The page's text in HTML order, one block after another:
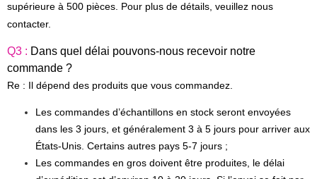
supérieure à 500 pièces. Pour plus de détails, veuillez nous
contacter.
Q3 : Dans quel délai pouvons-nous recevoir notre
commande ?
Re : Il dépend des produits que vous commandez.
Les commandes d’échantillons en stock seront envoyées
dans les 3 jours, et généralement 3 à 5 jours pour arriver aux
États-Unis. Certains autres pays 5-7 jours ;
Les commandes en gros doivent être produites, le délai